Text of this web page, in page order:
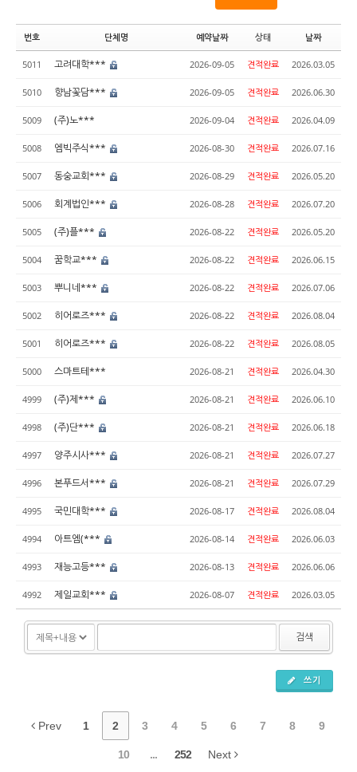
번호 단체명 예약날짜 상태 날짜
5011 고려대학*** 2026-09-05 견적완료 2026.03.05
5010 향남꽃담*** 2026-09-05 견적완료 2026.06.30
5009 (주)노*** 2026-09-04 견적완료 2026.04.09
5008 엠빅주식*** 2026-08-30 견적완료 2026.07.16
5007 동숭교회*** 2026-08-29 견적완료 2026.05.20
5006 회계법인*** 2026-08-28 견적완료 2026.07.20
5005 (주)플*** 2026-08-22 견적완료 2026.05.20
5004 꿈학교*** 2026-08-22 견적완료 2026.06.15
5003 뿌니네*** 2026-08-22 견적완료 2026.07.06
5002 히어로즈*** 2026-08-22 견적완료 2026.08.04
5001 히어로즈*** 2026-08-22 견적완료 2026.08.05
5000 스마트테*** 2026-08-21 견적완료 2026.04.30
4999 (주)제*** 2026-08-21 견적완료 2026.06.10
4998 (주)단*** 2026-08-21 견적완료 2026.06.18
4997 양주시사*** 2026-08-21 견적완료 2026.07.27
4996 본푸드서*** 2026-08-21 견적완료 2026.07.29
4995 국민대학*** 2026-08-17 견적완료 2026.08.04
4994 아트엠(*** 2026-08-14 견적완료 2026.06.03
4993 재능고등*** 2026-08-13 견적완료 2026.06.06
4992 제일교회*** 2026-08-07 견적완료 2026.03.05
검색
쓰기
Prev 1 2 3 4 5 6 7 8 9
10 ... 252 Next